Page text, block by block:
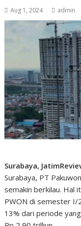
Aug 1, 2024 admin
Surabaya,
Surabaya, PT
semakin berkilau. Hal
PWON di semester I/
13% dari periode